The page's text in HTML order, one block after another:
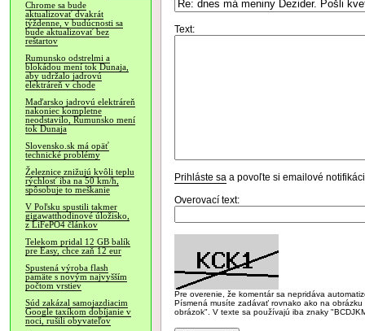
Chrome sa bude
aktualizovať dvakrát
týždenne, v budúcnosti sa
bude aktualizovať bez
reštartov
Rumunsko odstrelmi a
blokádou mení tok Dunaja,
aby udržalo jadrovú
elektráreň v chode
Maďarsko jadrovú elektráreň
nakoniec kompletne
neodstavilo, Rumunsko mení
tok Dunaja
Slovensko.sk má opäť
technické problémy
Železnice znižujú kvôli teplu
rýchlosť iba na 50 km/h,
spôsobuje to meškanie
V Poľsku spustili takmer
gigawatthodinové úložisko,
z LiFePO4 článkov
Telekom pridal 12 GB balík
pre Easy, chce zaň 12 eur
Spustená výroba flash
pamäte s novým najvyšším
počtom vrstiev
Súd zakázal samojazdiacim
Google taxíkom dobíjanie v
noci, rušili obyvateľov
Text:
Prihláste sa a povoľte si emailové
Overovací text:
Pre overenie, že komentár sa nepridáva
Písmená musíte zadávať rovnako ako na
obrázok". V texte sa používajú iba znaky